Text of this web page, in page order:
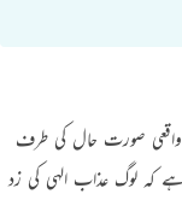
واقعی صورت حال کی طرف
کہ لوگ عذاب الہی کی زد